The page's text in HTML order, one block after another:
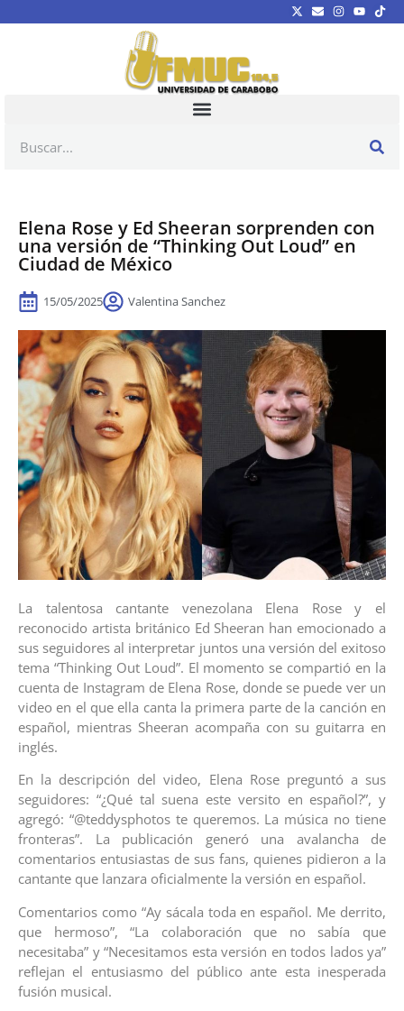
Elena Rose y Ed Sheeran sorprenden con
una versión de “Thinking Out Loud” en
Ciudad de México
15/05/2025 Valentina Sanchez
La talentosa cantante venezolana Elena Rose y el
reconocido artista británico Ed Sheeran han emocionado a
sus seguidores al interpretar juntos una versión del exitoso
tema “Thinking Out Loud”. El momento se compartió en la
cuenta de Instagram de Elena Rose, donde se puede ver un
video en el que ella canta la primera parte de la canción en
español, mientras Sheeran acompaña con su guitarra en
inglés.
En la descripción del video, Elena Rose preguntó a sus
seguidores: “¿Qué tal suena este versito en español?”, y
agregó: “@teddysphotos te queremos. La música no tiene
fronteras”. La publicación generó una avalancha de
comentarios entusiastas de sus fans, quienes pidieron a la
cantante que lanzara oficialmente la versión en español.
Comentarios como “Ay sácala toda en español. Me derrito,
que hermoso”, “La colaboración que no sabía que
necesitaba” y “Necesitamos esta versión en todos lados ya”
reflejan el entusiasmo del público ante esta inesperada
fusión musical.